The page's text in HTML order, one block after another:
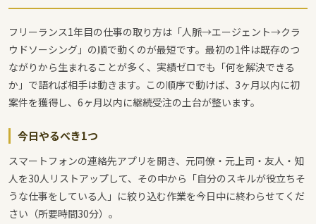
フリーランス1年目の仕事の取り方は「人脈→エージェント→クラ
ウドソーシング」の順で動くのが最短です。最初の1件は既存のつ
ながりから生まれることが多く、実績ゼロでも「何を解決できる
か」で語れば相手は動きます。この順序で動けば、3ヶ月以内に初
案件を獲得し、6ヶ月以内に継続受注の土台が整います。
今日やるべき1つ
スマートフォンの連絡先アプリを開き、元同僚・元上司・友人・知
人を30人リストアップして、その中から「自分のスキルが役立ちそ
うな仕事をしている人」に絞り込む作業を今日中に終わらせてくだ
さい（所要時間30分）。